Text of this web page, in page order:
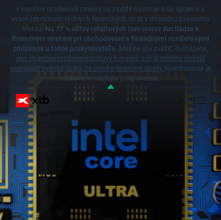
Finančné rozdielové zmluvy sú zložité nástroje a sú spojené s
vysokým rizikom rýchlych finančných strát v dôsledku pákového
efektu. Na 77 % účtov retailových investorov dochádza k
finančným stratám pri obchodovaní s finančnými rozdielovými
zmluvami u tohto poskytovateľa. Mali by ste zvážiť, či chápete,
ako finančné rozdielové zmluvy fungujú, a či si môžete dovoliť
podstúpiť vysoké riziko, že utrpíte finančné straty.Investovanie je
rizikové. Investujte zodpovedne.